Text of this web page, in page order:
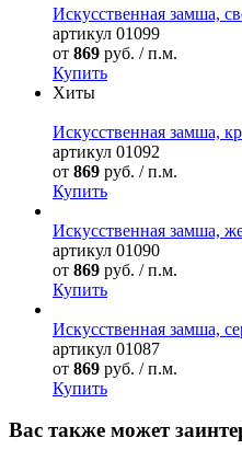
Искусственная замша,
артикул 01099
от 869 руб. / п.м.
Купить
Хиты
Искусственная замша,
артикул 01092
от 869 руб. / п.м.
Купить
Искусственная замша,
артикул 01090
от 869 руб. / п.м.
Купить
Искусственная замша,
артикул 01087
от 869 руб. / п.м.
Купить
Вас также может